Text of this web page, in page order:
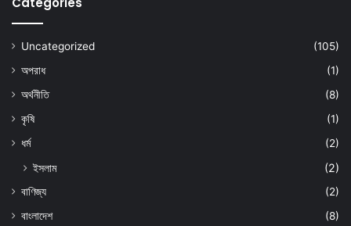
Uncategorized
(105)
অপরাধ
(1)
অর্থনীতি
(8)
কৃষি
(1)
ধর্ম
(2)
ইসলাম (2)
বাণিজ্য
(2)
বাংলাদেশ
(8)